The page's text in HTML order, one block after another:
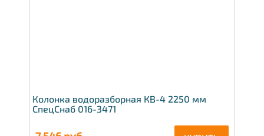
Колонка водоразборная КВ-4 2250 мм
СпецСнаб 016-3471